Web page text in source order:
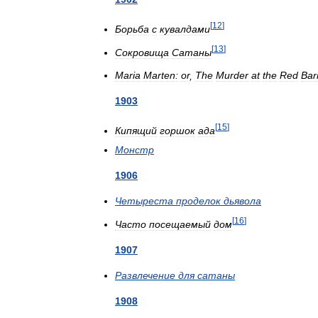
Борьба с кувалдами[12]
Сокровища Сатаны[13]
Maria Marten: or, The Murder at the Red
1903
Кипящий горшок ада [15]
Монстр
1906
Четыреста проделок дьявола
Часто посещаемый дом[16]
1907
Развлечение для сатаны
1908